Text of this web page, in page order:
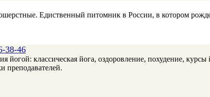
Едиственный питомник в России, в котором
38-46
йогой: классическая йога, оздоровление, похудение,
преподавателей.